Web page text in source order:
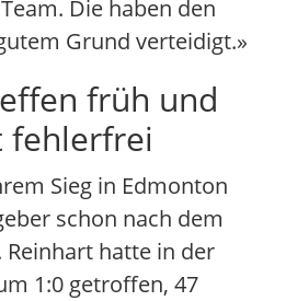
Die haben den
Grund verteidigt.»
früh und
fehlerfrei
Sieg in Edmonton
schon nach dem
hatte in der
1:0 getroffen, 47